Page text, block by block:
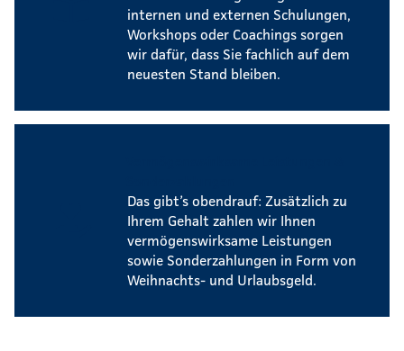
internen und externen Schulungen,
Workshops oder Coachings sorgen
wir dafür, dass Sie fachlich auf dem
neuesten Stand bleiben.
Das gibt’s obendrauf: Zusätzlich zu
Ihrem Gehalt zahlen wir Ihnen
vermögenswirksame Leistungen
sowie Sonderzahlungen in Form von
Weihnachts- und Urlaubsgeld.